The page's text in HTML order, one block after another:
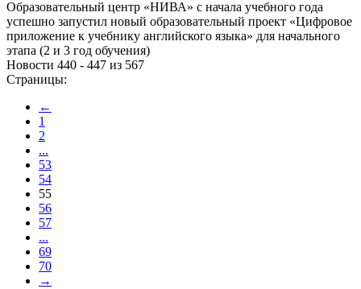
Образовательный центр «НИВА» с начала учебного года
успешно запустил новый образовательный проект «Цифровое
приложение к учебнику английского языка» для начального
этапа (2 и 3 год обучения)
Новости 440 - 447 из 567
Страницы:
←
1
2
...
53
54
55
56
57
...
69
70
→